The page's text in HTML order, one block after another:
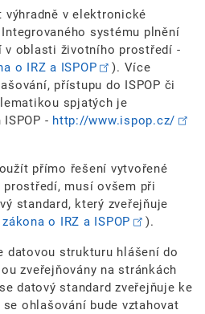
výhradně v elektronické
systému plnění
v oblasti životního prostředí -
o IRZ a ISPOP
). Více
přístupu do ISPOP či
spjatých je
- http://www.ispop.cz/
přímo řešení vytvořené
musí ovšem při
standard, který zveřejňuje
zákona o IRZ a ISPOP ).
datovou strukturu hlášení do
zveřejňovány na stránkách
datový standard zveřejňuje ke
ohlašování bude vztahovat